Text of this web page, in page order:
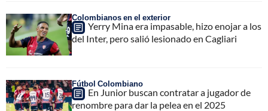
Colombianos en el exterior
Yerry Mina era impasable, hizo enojar a los
del Inter, pero salió lesionado en Cagliari
Fútbol Colombiano
En Junior buscan contratar a jugador de
renombre para dar la pelea en el 2025